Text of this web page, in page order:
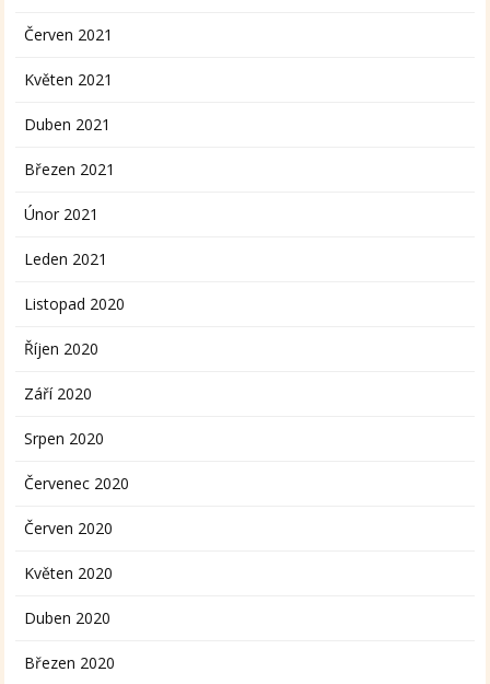
Červen 2021
Květen 2021
Duben 2021
Březen 2021
Únor 2021
Leden 2021
Listopad 2020
Říjen 2020
Září 2020
Srpen 2020
Červenec 2020
Červen 2020
Květen 2020
Duben 2020
Březen 2020